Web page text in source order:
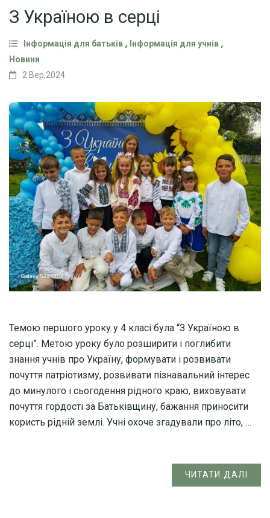
З Україною в серці
Інформація для батьків , Інформація для учнів ,
Новини
2 Вер,2024
Темою першого уроку у 4 класі була “З Україною в
серці”. Метою уроку було розширити і поглибити
знання учнів про Україну, формувати і розвивати
почуття патріотизму, розвивати пізнавальний інтерес
до минулого і сьогодення рідного краю, виховувати
почуття гордості за Батьківщину, бажання приносити
користь рідній землі. Учні охоче згадували про літо, …
ЧИТАТИ ДАЛІ